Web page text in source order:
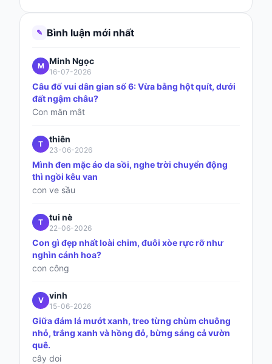
✎ Bình luận mới nhất
M Minh Ngọc
16-07-2026
Câu đố vui dân gian số 6: Vừa bằng hột quít, dưới
đất ngậm châu?
Con măn mắt
T thiên
23-06-2026
Mình đen mặc áo da sồi, nghe trời chuyển động
thì ngồi kêu van
con ve sầu
T tui nè
22-06-2026
Con gì đẹp nhất loài chim, đuôi xòe rực rỡ như
nghìn cánh hoa?
con công
V vinh
15-06-2026
Giữa đám lá mướt xanh, treo từng chùm chuông
nhỏ, trắng xanh và hồng đỏ, bừng sáng cả vườn
quê.
cây doi